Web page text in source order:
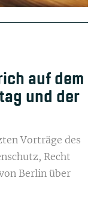
auf dem
und der
Vorträge des
Recht
Berlin über